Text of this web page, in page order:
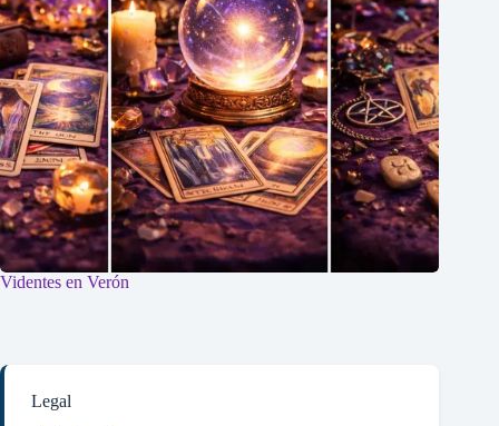
Videntes en Verón
Legal